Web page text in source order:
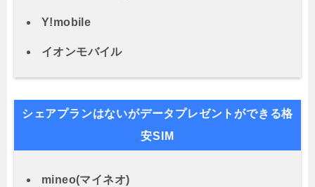
Y!mobile
イオンモバイル
シェアプランはないがデータプレゼントができる格
安SIM
mineo(マイネオ)